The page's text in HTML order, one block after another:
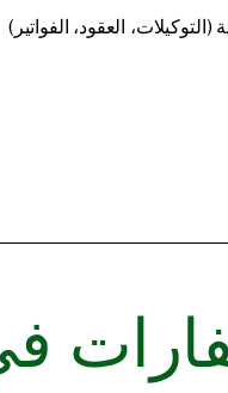
(التوكيلات، العقود، الفواتير)